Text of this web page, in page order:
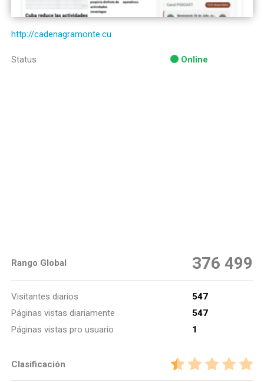
http://cadenagramonte.cu
Status Online
Rango Global 376 499
Visitantes diarios
547
Páginas vistas diariamente
547
Páginas vistas pro usuario
1
Clasificación